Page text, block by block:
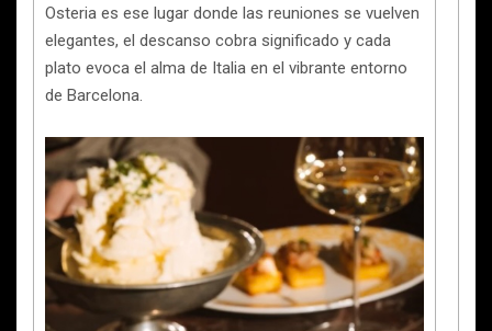
Osteria es ese lugar donde las reuniones se vuelven
elegantes, el descanso cobra significado y cada
plato evoca el alma de Italia en el vibrante entorno
de Barcelona.